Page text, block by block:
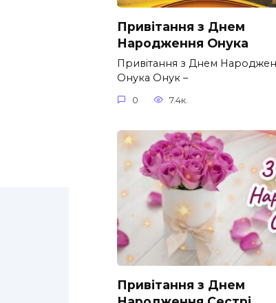
Привітання з Днем
Народження Онука
Привітання з Днем
Онука Онук –
0 7.4к.
Привітання з Днем